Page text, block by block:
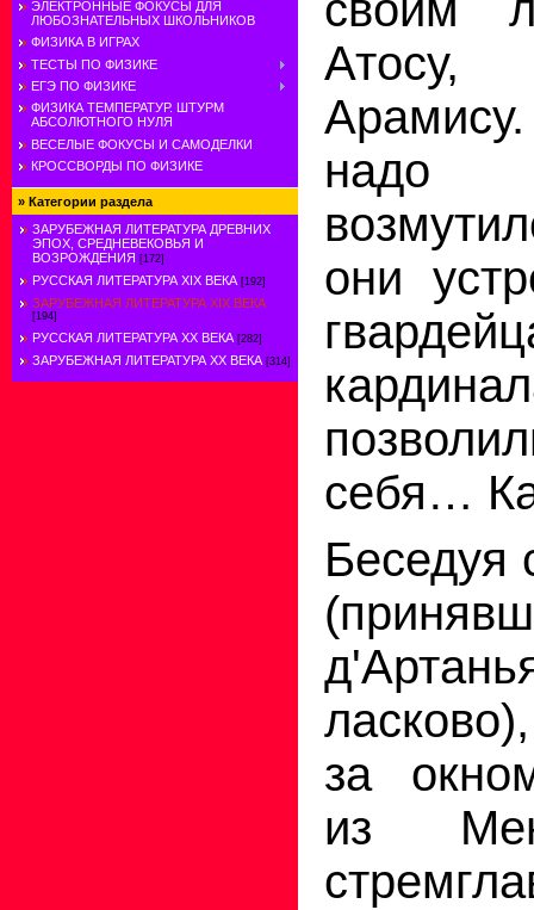
ЭЛЕКТРОННЫЕ ФОКУСЫ ДЛЯ
ЛЮБОЗНАТЕЛЬНЫХ ШКОЛЬНИКОВ
ФИЗИКА В ИГРАХ
ТЕСТЫ ПО ФИЗИКЕ
ЕГЭ ПО ФИЗИКЕ
ФИЗИКА ТЕМПЕРАТУР. ШТУРМ
АБСОЛЮТНОГО НУЛЯ
ВЕСЕЛЫЕ ФОКУСЫ И САМОДЕЛКИ
КРОССВОРДЫ ПО ФИЗИКЕ
» Категории раздела
ЗАРУБЕЖНАЯ ЛИТЕРАТУРА ДРЕВНИХ
ЭПОХ, СРЕДНЕВЕКОВЬЯ И
ВОЗРОЖДЕНИЯ [172]
РУССКАЯ ЛИТЕРАТУРА XIX ВЕКА [192]
ЗАРУБЕЖНАЯ ЛИТЕРАТУРА XIX ВЕКА
[194]
РУССКАЯ ЛИТЕРАТУРА XX ВЕКА [282]
ЗАРУБЕЖНАЯ ЛИТЕРАТУРА ХХ ВЕКА [314]
надо
они
себя…
Беседуя
за
из